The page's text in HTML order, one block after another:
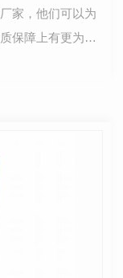
家，他们可以为
保障上有更为突
关键，需要…